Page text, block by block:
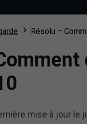
Résolu –
mise à jour le